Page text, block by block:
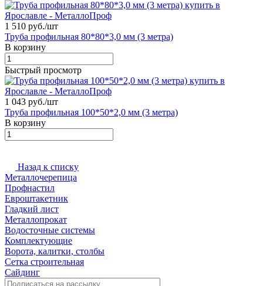
1 510 руб./шт
Труба профильная 80*80*3,0 мм (3 метра)
В корзину
Быстрый просмотр
1 043 руб./шт
Труба профильная 100*50*2,0 мм (3 метра)
В корзину
Назад к списку
Металлочерепица
Профнастил
Евроштакетник
Гладкий лист
Металлопрокат
Водосточные системы
Комплектующие
Ворота, калитки, столбы
Сетка строительная
Сайдинг